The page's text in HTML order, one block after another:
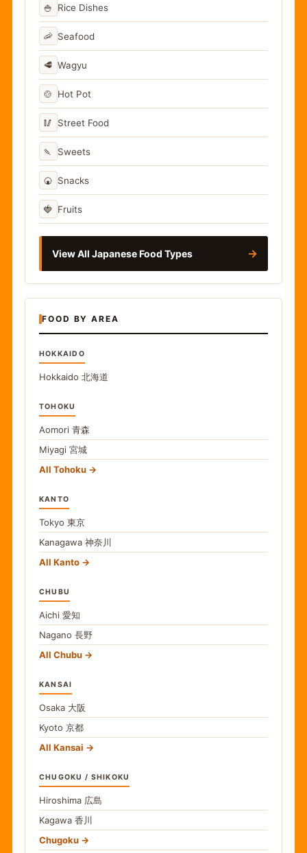
🍚 Rice Dishes
🦐 Seafood
🥩 Wagyu
🍲 Hot Pot
🥢 Street Food
🍡 Sweets
🍘 Snacks
🍓 Fruits
View All Japanese Food Types →
FOOD BY AREA
HOKKAIDO
Hokkaido 北海道
TOHOKU
Aomori 青森
Miyagi 宮城
All Tohoku
KANTO
Tokyo 東京
Kanagawa 神奈川
All Kanto
CHUBU
Aichi 愛知
Nagano 長野
All Chubu
KANSAI
Osaka 大阪
Kyoto 京都
All Kansai
CHUGOKU / SHIKOKU
Hiroshima 広島
Kagawa 香川
Chugoku